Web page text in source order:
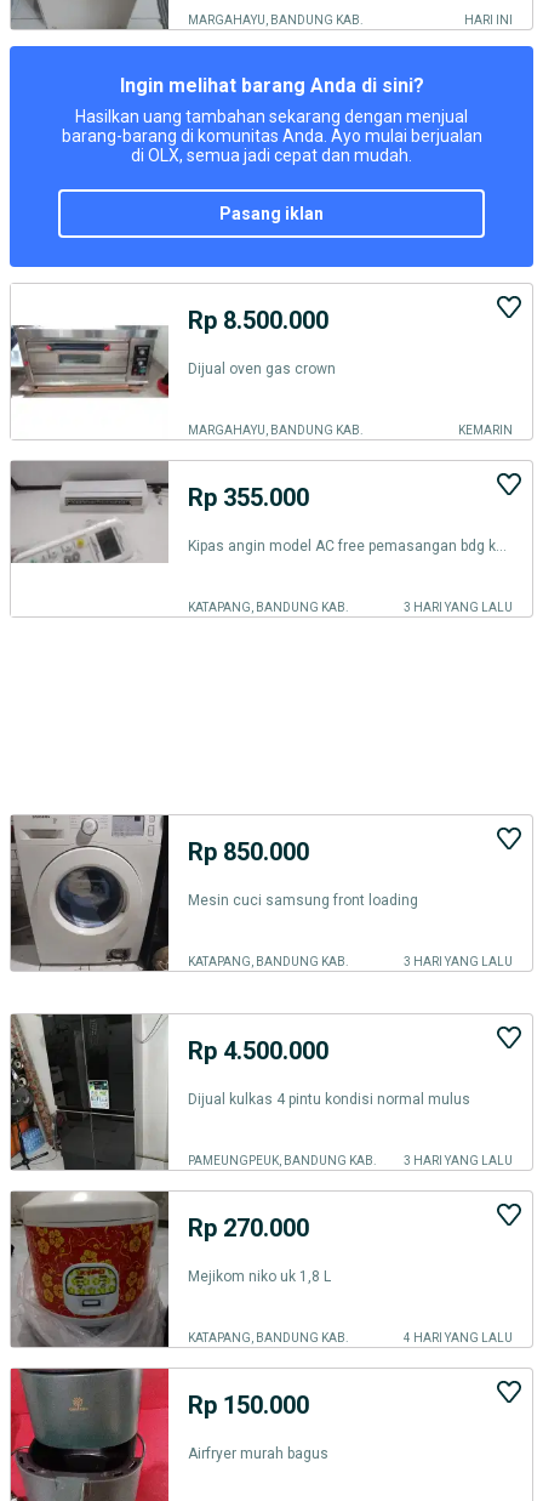
MARGAHAYU, BANDUNG KAB. HARI INI
Ingin melihat barang Anda di sini?
Hasilkan uang tambahan sekarang dengan menjual
barang-barang di komunitas Anda. Ayo mulai berjualan
di OLX, semua jadi cepat dan mudah.
pasang iklan
Rp 8.500.000
Dijual oven gas crown
MARGAHAYU, BANDUNG KAB. KEMARIN
Rp 355.000
KATAPANG, BANDUNG KAB. 3 HARI YANG LALU
Rp 850.000
Mesin cuci samsung front loading
KATAPANG, BANDUNG KAB. 3 HARI YANG LALU
Rp 4.500.000
Dijual kulkas 4 pintu kondisi normal mulus
PAMEUNGPEUK, BANDUNG KAB. 3 HARI YANG LALU
Rp 270.000
Mejikom niko uk 1,8 L
KATAPANG, BANDUNG KAB. 4 HARI YANG LALU
Rp 150.000
Airfryer murah bagus